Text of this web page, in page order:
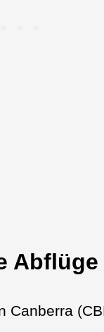
Abflüge